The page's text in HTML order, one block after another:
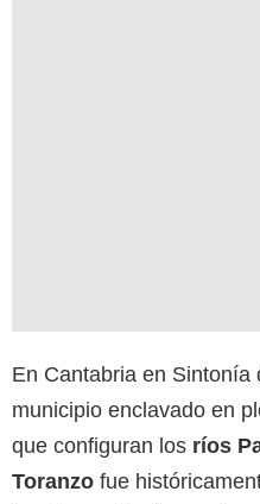
En Cantabria en Sintonía
municipio enclavado en
que configuran los ríos
Toranzo fue